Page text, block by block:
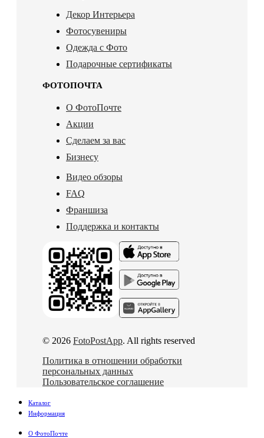
Декор Интерьера
Фотосувениры
Одежда с Фото
Подарочные сертификаты
ФОТОПОЧТА
О ФотоПочте
Акции
Сделаем за вас
Бизнесу
Видео обзоры
FAQ
Франшиза
Поддержка и контакты
© 2026 FotoPostApp. All rights reserved
Политика в отношении обработки
персональных данных
Пользовательское соглашение
Каталог
Информация
О ФотоПочте